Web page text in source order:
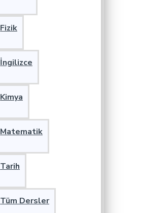
Fizik
İngilizce
Kimya
Matematik
Tarih
Tüm Dersler